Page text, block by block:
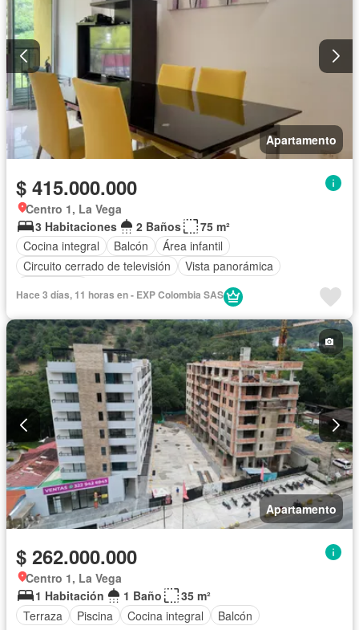
Apartamento
$ 415.000.000
Centro 1, La Vega
3 Habitaciones
2 Baños
75 m²
Cocina integral
Balcón
Área infantil
Circuito cerrado de televisión
Vista panorámica
Hace 3 días, 11 horas en - EXP Colombia SAS
Apartamento
$ 262.000.000
Centro 1, La Vega
1 Habitación
1 Baño
35 m²
Terraza
Piscina Cocina integral Balcón